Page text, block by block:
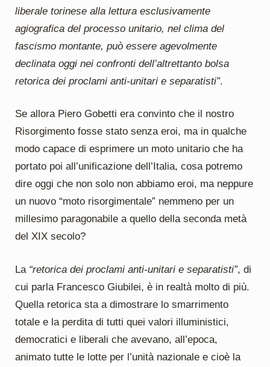
liberale torinese alla lettura esclusivamente
agiografica del processo unitario, nel clima del
fascismo montante, può essere agevolmente
declinata oggi nei confronti dell’altrettanto bolsa
retorica dei proclami anti-unitari e separatisti”.
Se allora Piero Gobetti era convinto che il nostro
Risorgimento fosse stato senza eroi, ma in qualche
modo capace di esprimere un moto unitario che ha
portato poi all’unificazione dell’Italia, cosa potremo
dire oggi che non solo non abbiamo eroi, ma neppure
un nuovo “moto risorgimentale” nemmeno per un
millesimo paragonabile a quello della seconda metà
del XIX secolo?
La “retorica dei proclami anti-unitari e separatisti”, di
cui parla Francesco Giubilei, è in realtà molto di più.
Quella retorica sta a dimostrare lo smarrimento
totale e la perdita di tutti quei valori illuministici,
democratici e liberali che avevano, all’epoca,
animato tutte le lotte per l’unità nazionale e cioè la